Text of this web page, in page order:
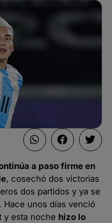
a paso firme en
, cosechó dos victorias
dos partidos y ya se
Hace unos días venció
y esta noche hizo lo